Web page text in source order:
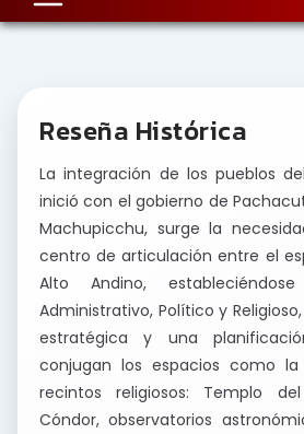
Reseña Histórica
La integración de los pueblos
inició con el gobierno de
Machupicchu, surge la
centro de articulación entre el
Alto Andino,
Administrativo, Político y
estratégica y una
conjugan los espacios como la
recintos religiosos: Templo
Cóndor, observatorios